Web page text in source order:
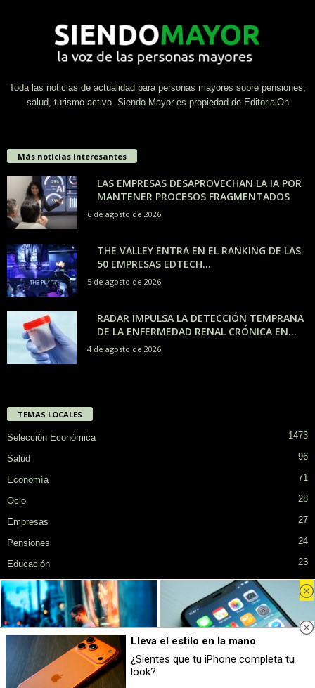
Toda las noticias de actualidad para personas mayores sobre pensiones,
salud, turismo activo. Siendo Mayor es propiedad de EditorialOn
Más noticias interesantes
LAS EMPRESAS DESAPROVECHAN LA IA POR
MANTENER PROCESOS FRAGMENTADOS
6 de agosto de 2026
THE VALLEY ENTRA EN EL RANKING DE LAS
50 EMPRESAS EDTECH...
5 de agosto de 2026
RADAR IMPULSA LA DETECCIÓN TEMPRANA
DE LA ENFERMEDAD RENAL CRÓNICA EN...
4 de agosto de 2026
TEMAS LOCALES
Selección Económica 1473
Salud 96
Economía 71
Ocio 28
Empresas 27
Pensiones 24
Educación 23
Privacidad Cookies Publicidad en SiendoMayor
© COPYRIGHT. Todos los derechos reservados.
Lleva el estilo en la mano
¿Sientes que tu iPhone completa tu
look?
¿Sabes qué baja tu ánimo?
Lo haces todos los días y afecta